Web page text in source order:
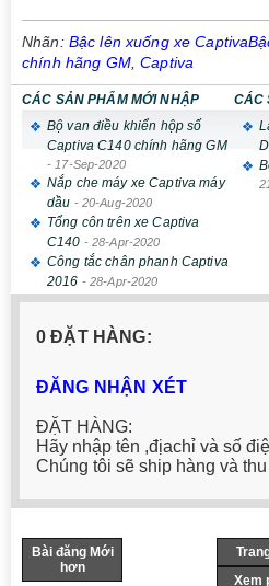
Nhãn: Bậc lên xuống xe
chính hãng GM,Captiva
CÁC SẢN PHẨM MỚI NHẬP
Bộ van điều khiển hộp số
Captiva C140 chính hãng GM
- 17-Sep-2020
Nắp che máy xe Captiva máy
dầu - 20-Aug-2020
Tổng côn trên xe Captiva
C140 - 28-Apr-2020
Công tắc chân phanh Captiva
2016 - 28-Apr-2020
CÁC
0 ĐẶT HÀNG:
ĐĂNG NHẬN XÉT
ĐẶT HÀNG:
Hãy nhập tên ,địachỉ và số
Chúng tôi sẽ ship hàng và
Bài đăng Mới
hơn
Xem